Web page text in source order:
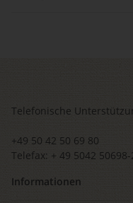
Telefonische
+49 50 42 50 69 80
Telefax: + 49 5042 50698-
Informationen